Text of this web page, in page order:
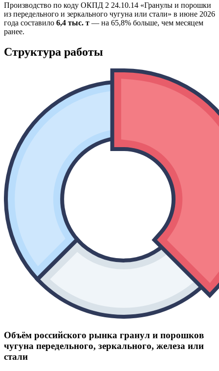
Производство по коду ОКПД 2 24.10.14 «Гранулы и порошки
из передельного и зеркального чугуна или стали» в июне 2026
года составило 6,4 тыс. т — на 65,8% больше, чем месяцем
ранее.
Структура работы
Объём российского рынка гранул и порошков
чугуна передельного, зеркального, железа или
стали